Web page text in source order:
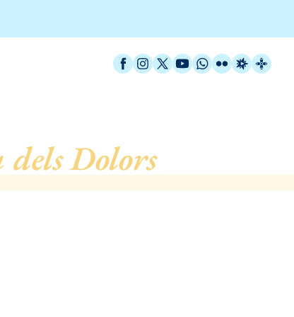
Facebook
Instagram
X / Twitter
YouTube
WhatsApp
FlickrRadio
Dolors, de